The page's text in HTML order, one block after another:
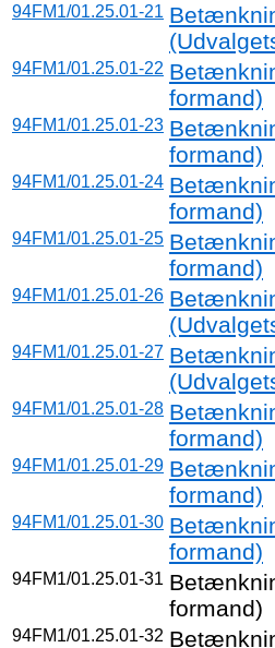
94FM1/01.25.01-21
94FM1/01.25.01-22
formand)
94FM1/01.25.01-23
formand)
94FM1/01.25.01-24
formand)
94FM1/01.25.01-25
formand)
94FM1/01.25.01-26
94FM1/01.25.01-27
94FM1/01.25.01-28
formand)
94FM1/01.25.01-29
formand)
94FM1/01.25.01-30
formand)
94FM1/01.25.01-31
formand)
94FM1/01.25.01-32